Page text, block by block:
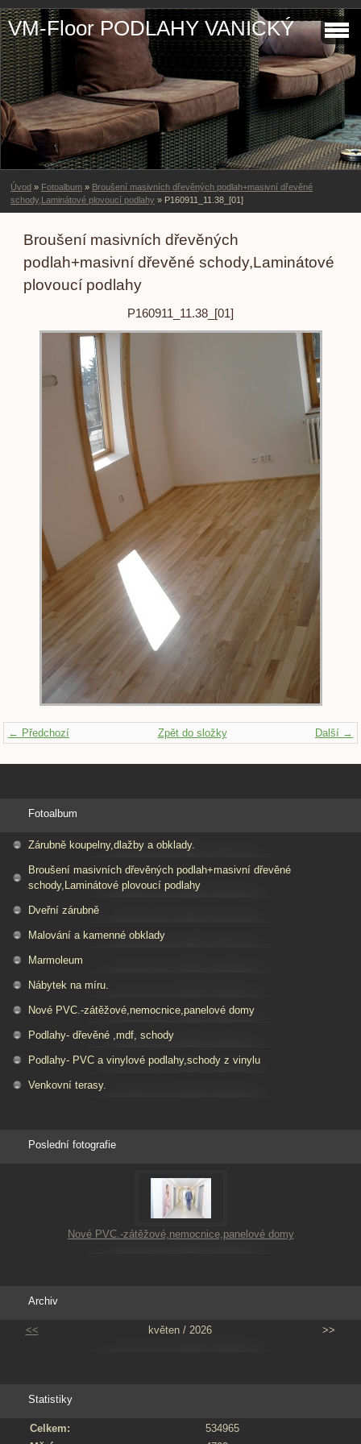
VM-Floor PODLAHY VANICKÝ
Úvod » Fotoalbum » Broušení masivních dřevěných podlah+masivní dřevěné
schody,Laminátové plovoucí podlahy » P160911_11.38_[01]
Broušení masivních dřevěných
podlah+masivní dřevěné schody,Laminátové
plovoucí podlahy
P160911_11.38_[01]
← Předchozí Další →
Zpět do složky
Fotoalbum
Zárubně koupelny,dlažby a obklady.
Broušení masivních dřevěných podlah+masivní dřevěné
schody,Laminátové plovoucí podlahy
Dveřní zárubně
Malování a kamenné obklady
Marmoleum
Nábytek na míru.
Nové PVC.-zátěžové,nemocnice,panelové domy
Podlahy- dřevěné ,mdf, schody
Podlahy- PVC a vinylové podlahy,schody z vinylu
Venkovní terasy.
Poslední fotografie
Nové PVC.-zátěžové,nemocnice,panelové domy
Archiv
<< květen / 2026 >>
Statistiky
Celkem:
534965